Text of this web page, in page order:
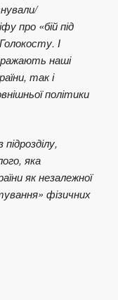
про «бій під
І
наші
так і
політики
яка
як незалежної
фізичних